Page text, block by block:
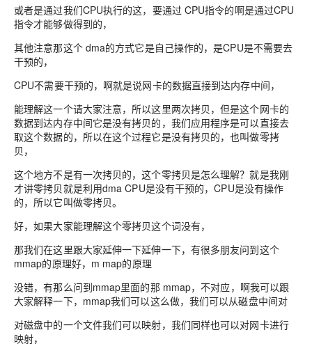
或者是通过我们CPU执行的这，要通过 CPU指令的啊是通过CPU
指令才能够做得到的，
其他注意那这个 dma的方式它是自己操作的，是CPU是不需要去
干预的，
CPU不需要干预的，啊就是说网卡的数据直接到达内存中间，
能理解这一个请大家注意，所以这里两次拷贝，但是这个网卡的
数据到达内存中间它是没有拷贝的，我们应用程序是可以直接去
取这个数据的，所以在这个过程它是没有拷贝的，也叫做零拷
贝，
这个地方不是有一次拷贝的，这个零拷贝是怎么理解？就是我刚
才讲零拷贝就是利用dma CPU是没有干预的，CPU是没有操作
的，所以它叫做零拷贝。
好，如果大家能理解这个零拷贝这个词没有，
那我们在这里跟大家延伸一下延伸一下，有很多朋友问到这个
mmap的原理好，m map的原理
没错，有那么问到mmap里面的那 mmap，不对应，啊我可以跟
大家解释一下，mmap我们可以这么做，我们可以从磁盘中间对
对磁盘中的一个文件我们可以映射，我们同样也可以对网卡进行
映射，